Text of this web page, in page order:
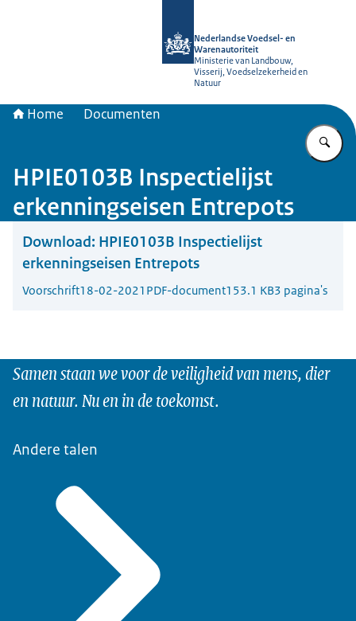
Nederlandse Voedsel- en
Warenautoriteit
Ministerie van Landbouw,
Visserij, Voedselzekerheid en
Natuur
Home Documenten
HPIE0103B Inspectielijst
erkenningseisen Entrepots
Download: HPIE0103B Inspectielijst
erkenningseisen Entrepots
Voorschrift18-02-2021 PDF-document153.1 KB3 pagina's
Samen staan we voor de veiligheid van mens, dier
en natuur. Nu en in de toekomst.
Andere talen